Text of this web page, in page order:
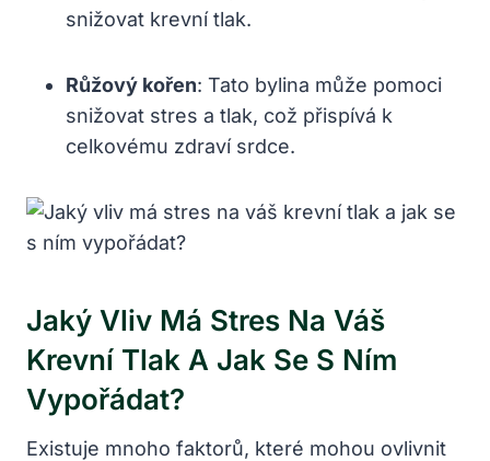
‌snižovat⁢ krevní tlak.
Růžový kořen:⁢ Tato bylina může pomoci
snižovat⁤ stres a tlak, což ⁤přispívá k
celkovému zdraví srdce.
Jaký Vliv ‍má Stres⁤ Na Váš
Krevní Tlak A Jak ⁢se ‌s ⁣ním
Vypořádat?
Existuje ​mnoho⁢ faktorů, které mohou ovlivnit